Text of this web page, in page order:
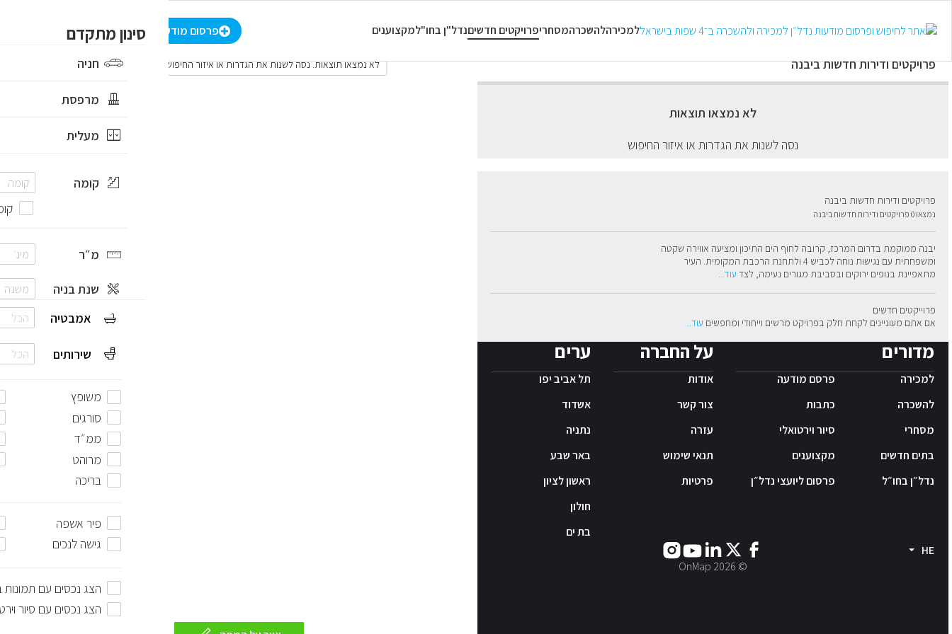
למכירהלהשכרהמסחריפרויקטים חדשיםנדל"ן בחו"למקצוענים הרשמה/התחברות פרסום מודעה
כל החדרים -
פרויקטים ודירות חדשות ביבנה
לא נמצאו תוצאות
נסה לשנות את הגדרות או איזור החיפוש
פרויקטים ודירות חדשות ביבנה
נמצאו 0 פרויקטים ודירות חדשות ביבנה
מתאפיינת בנופים ירוקים ובסביבת מגורים נעימה, לצד עוד...
אם אתם מעוניינים לקחת חלק בפרויקט מרשים וייחודי ומחפשים עוד...
מדורים
למכירה
להשכרה
מסחרי
בתים חדשים
נדל״ן בחו״ל
פרסם מודעה
כתבות
סיור וירטואלי
מקצוענים
פרסום ליועצי נדל״ן
ערים
תל אביב יפו
אשדוד
נתניה
באר שבע
ראשון לציון
חולון
בת ים
על החברה
אודות
צור קשר
עזרה
תנאי שימוש
פרטיות
HE
© OnMap
2026
סינון מתקדם
חניה
מרפסת
מעלית
קומה
מ״ר
שנת בניה
אמבטיה
הכל
שירותים הכל
משופץ
סורגים
ממ״ד
מרוהט
בריכה
פיר אשפה
גישה לנכים
הצג נכסים עם
הצג נכסים עם סיור
לא נמצאו תוצאות. נסה לשנות את הגדרות או איזור החיפוש הסר גבולות מפה